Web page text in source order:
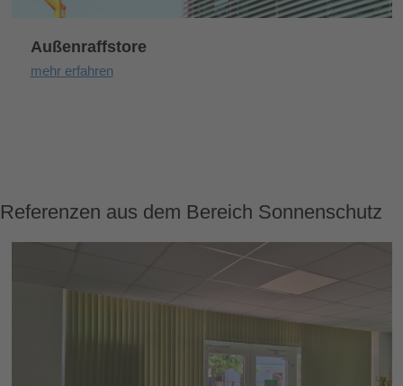
Außenraffstore
mehr erfahren
Referenzen aus dem Bereich Sonnenschutz